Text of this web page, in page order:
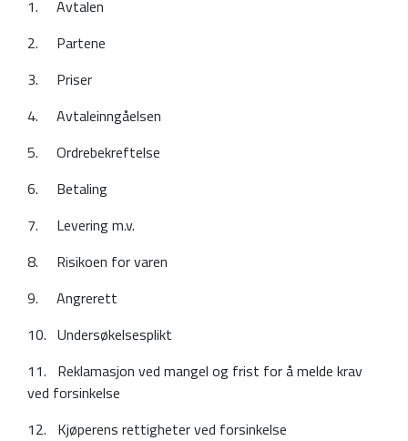
1. Avtalen
2. Partene
3. Priser
4. Avtaleinngåelsen
5. Ordrebekreftelse
6. Betaling
7. Levering m.v.
8. Risikoen for varen
9. Angrerett
10. Undersøkelsesplikt
11. Reklamasjon ved mangel og frist for å melde krav
ved forsinkelse
12. Kjøperens rettigheter ved forsinkelse